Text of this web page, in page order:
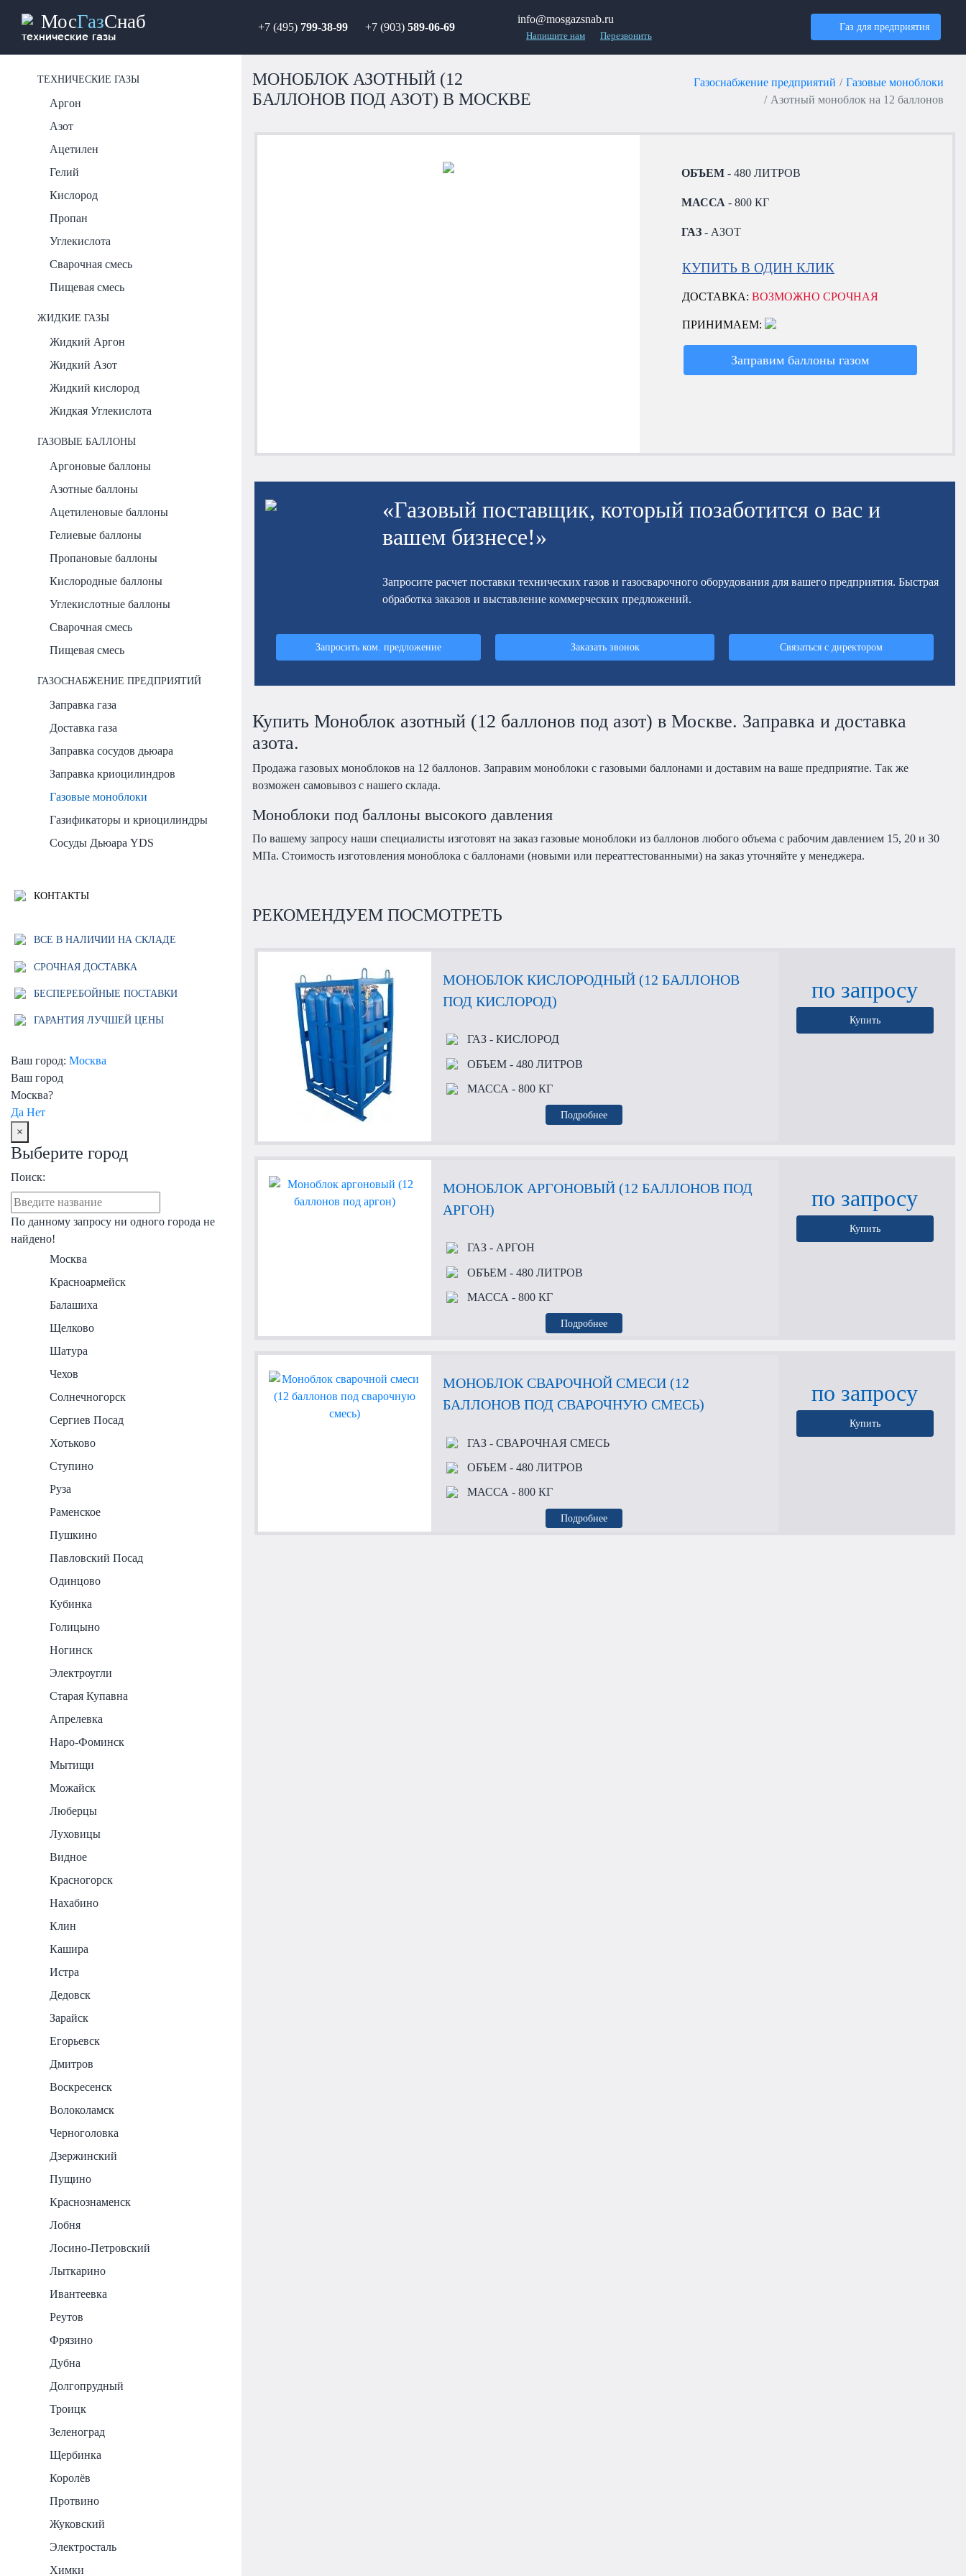
МосГазСнаб
технические газы
+7 (495) 799-38-99 +7 (903) 589-06-69
info@mosgazsnab.ru
Напишите нам Перезвонить
Газ для предприятия
ТЕХНИЧЕСКИЕ ГАЗЫ
Аргон
Азот
Ацетилен
Гелий
Кислород
Пропан
Углекислота
Сварочная смесь
Пищевая смесь
ЖИДКИЕ ГАЗЫ
Жидкий Аргон
Жидкий Азот
Жидкий кислород
Жидкая Углекислота
ГАЗОВЫЕ БАЛЛОНЫ
Аргоновые баллоны
Азотные баллоны
Ацетиленовые баллоны
Гелиевые баллоны
Пропановые баллоны
Кислородные баллоны
Углекислотные баллоны
Сварочная смесь
Пищевая смесь
ГАЗОСНАБЖЕНИЕ ПРЕДПРИЯТИЙ
Заправка газа
Доставка газа
Заправка сосудов дьюара
Заправка криоцилиндров
Газовые моноблоки
Газификаторы и криоцилиндры
Сосуды Дьюара YDS
КОНТАКТЫ
ВСЕ В НАЛИЧИИ НА СКЛАДЕ
СРОЧНАЯ ДОСТАВКА
БЕСПЕРЕБОЙНЫЕ ПОСТАВКИ
ГАРАНТИЯ ЛУЧШЕЙ ЦЕНЫ
Ваш город: Москва
Ваш город
Москва?
Да Нет
×
Выберите город
Поиск:
По данному запросу ни одного города не
найдено!
Москва
Красноармейск
Балашиха
Щелково
Шатура
Чехов
Солнечногорск
Сергиев Посад
Хотьково
Ступино
Руза
Раменское
Пушкино
Павловский Посад
Одинцово
Кубинка
Голицыно
Ногинск
Электроугли
Старая Купавна
Апрелевка
Наро-Фоминск
Мытищи
Можайск
Люберцы
Луховицы
Видное
Красногорск
Нахабино
Клин
Кашира
Истра
Дедовск
Зарайск
Егорьевск
Дмитров
Воскресенск
Волоколамск
Черноголовка
Дзержинский
Пущино
Краснознаменск
Лобня
Лосино-Петровский
Лыткарино
Ивантеевка
Реутов
Фрязино
Дубна
Долгопрудный
Троицк
Зеленоград
Щербинка
Королёв
Протвино
Жуковский
Электросталь
Химки
МОНОБЛОК АЗОТНЫЙ (12
БАЛЛОНОВ ПОД АЗОТ) В МОСКВЕ
Газоснабжение предприятий
Газовые моноблоки
Азотный моноблок на 12 баллонов
ОБЪЕМ - 480 ЛИТРОВ
МАССА - 800 КГ
ГАЗ - АЗОТ
КУПИТЬ В ОДИН КЛИК
ДОСТАВКА:ВОЗМОЖНО СРОЧНАЯ
ПРИНИМАЕМ:
Заправим баллоны газом
«Газовый поставщик, который позаботится о вас и
вашем бизнесе!»
Запросите расчет поставки технических газов и газосварочного оборудования для вашего предприятия. Быстрая
обработка заказов и выставление коммерческих предложений.
Запросить ком. предложение Заказать звонок Связаться с директором
Купить Моноблок азотный (12 баллонов под азот) в Москве. Заправка и доставка
азота.
Продажа газовых моноблоков на 12 баллонов. Заправим моноблоки с газовыми баллонами и доставим на ваше предприятие. Так же
возможен самовывоз с нашего склада.
Моноблоки под баллоны высокого давления
По вашему запросу наши специалисты изготовят на заказ газовые моноблоки из баллонов любого объема с рабочим давлением 15, 20 и 30
МПа. Стоимость изготовления моноблока с баллонами (новыми или переаттестованными) на заказ уточняйте у менеджера.
РЕКОМЕНДУЕМ ПОСМОТРЕТЬ
МОНОБЛОК КИСЛОРОДНЫЙ (12 БАЛЛОНОВ
ПОД КИСЛОРОД)
ГАЗ- КИСЛОРОД
ОБЪЕМ- 480 ЛИТРОВ
МАССА - 800 КГ
Подробнее
по запросу
Купить
МОНОБЛОК АРГОНОВЫЙ (12 БАЛЛОНОВ ПОД
АРГОН)
ГАЗ- АРГОН
ОБЪЕМ- 480 ЛИТРОВ
МАССА - 800 КГ
Подробнее
по запросу
Купить
МОНОБЛОК СВАРОЧНОЙ СМЕСИ (12
БАЛЛОНОВ ПОД СВАРОЧНУЮ СМЕСЬ)
ГАЗ- СВАРОЧНАЯ СМЕСЬ
ОБЪЕМ- 480 ЛИТРОВ
МАССА - 800 КГ
Подробнее
по запросу
Купить